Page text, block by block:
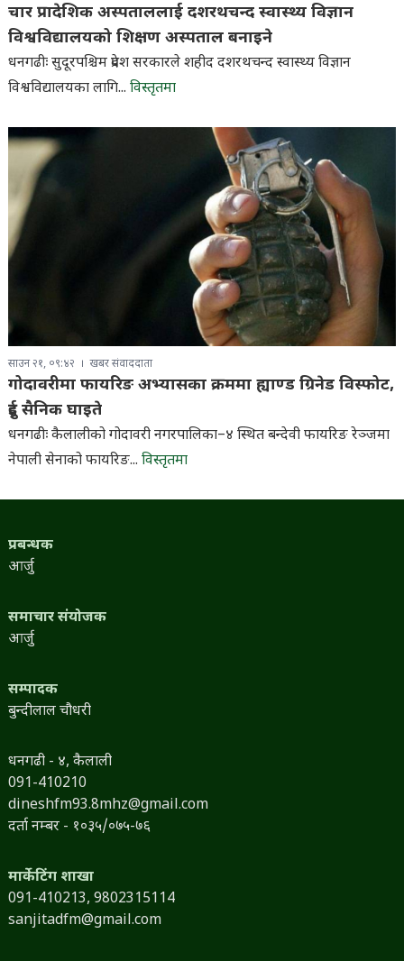
चार प्रादेशिक अस्पताललाई दशरथचन्द स्वास्थ्य विज्ञान
विश्वविद्यालयको शिक्षण अस्पताल बनाइने
धनगढीः सुदूरपश्चिम प्रदेश सरकारले शहीद दशरथचन्द स्वास्थ्य विज्ञान
विश्वविद्यालयका लागि... विस्तृतमा
साउन २१, ०९:४२ खबर संवाददाता
गोदावरीमा फायरिङ अभ्यासका क्रममा ह्याण्ड ग्रिनेड विस्फोट,
दुई सैनिक घाइते
धनगढीः कैलालीको गोदावरी नगरपालिका–४ स्थित बन्देवी फायरिङ रेञ्जमा
नेपाली सेनाको फायरिङ... विस्तृतमा
प्रबन्धक
आर्जु
समाचार संयोजक
आर्जु
सम्पादक
बुन्दीलाल चौधरी
धनगढी - ४, कैलाली
091-410210
dineshfm93.8mhz@gmail.com
दर्ता नम्बर - १०३५/०७५-७६
मार्केटिंग शाखा
091-410213, 9802315114
sanjitadfm@gmail.com